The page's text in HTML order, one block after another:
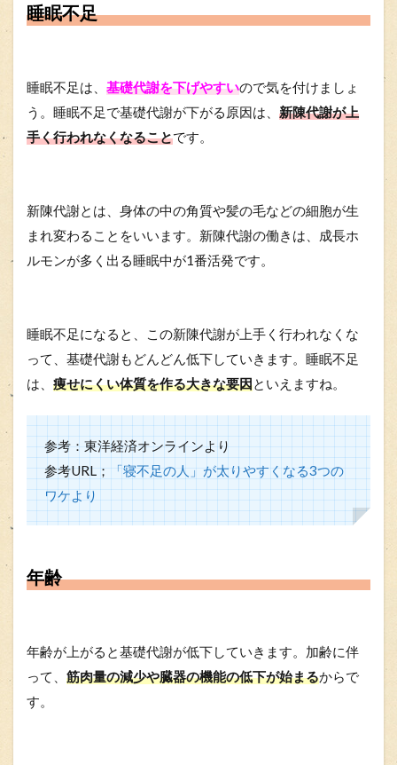
睡眠不足
睡眠不足は、 基礎代謝を下げやすいので気を付けましょ
う。睡眠不足で基礎代謝が下がる原因は、 新陳代謝が上
手く行われなくなることです。
新陳代謝とは、身体の中の角質や髪の毛などの細胞が生
まれ変わることをいいます。新陳代謝の働きは、成長ホ
ルモンが多く出る睡眠中が1番活発です。
睡眠不足になると、この新陳代謝が上手く行われなくな
って、基礎代謝もどんどん低下していきます。睡眠不足
は、 痩せにくい体質を作る大きな要因といえますね。
参考：東洋経済オンラインより
参考URL；「寝不足の人」が太りやすくなる3つの
ワケより
年齢
年齢が上がると基礎代謝が低下していきます。加齢に伴
って、 筋肉量の減少や臓器の機能の低下が始まるからで
す。